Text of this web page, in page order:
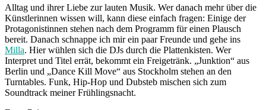
Alltag und ihrer Liebe zur lauten Musik. Wer danach mehr über die
Künstlerinnen wissen will, kann diese einfach fragen: Einige der
Protagonistinnen stehen nach dem Programm für einen Plausch
bereit. Danach schnappe ich mir ein paar Freunde und gehe ins
Milla. Hier wühlen sich die DJs durch die Plattenkisten. Wer
Interpret und Titel errät, bekommt ein Freigetränk. „Junktion“ aus
Berlin und „Dance Kill Move“ aus Stockholm stehen an den
Turntables. Funk, Hip-Hop und Dubsteb mischen sich zum
Soundtrack meiner Frühlingsnacht.